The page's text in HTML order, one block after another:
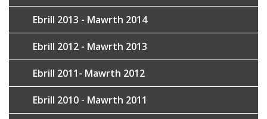
Ebrill 2013 - Mawrth 2014
Ebrill 2012 - Mawrth 2013
Ebrill 2011- Mawrth 2012
Ebrill 2010 - Mawrth 2011